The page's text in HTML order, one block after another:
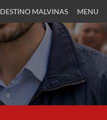
DESTINO MALVINAS MENU